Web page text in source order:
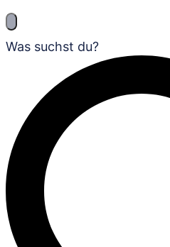
Was suchst du?